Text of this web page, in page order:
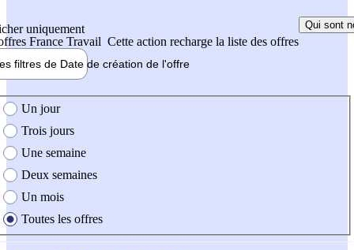
uniquement
France Travail Cette action recharge la liste des offres
Qui sont
filtres de Date de création de l'offre
création de l'offre
Un jour
Trois jours
Une semaine
Deux semaines
Un mois
Toutes les offres